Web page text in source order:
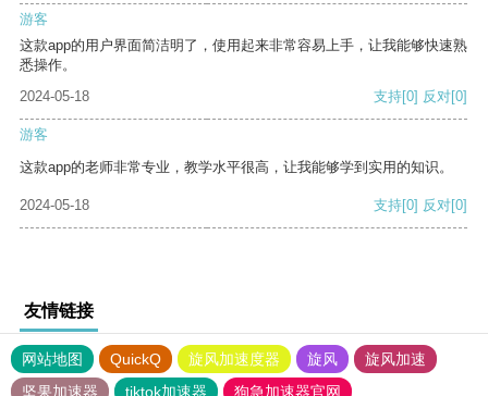
游客
这款app的用户界面简洁明了，使用起来非常容易上手，让我能够快速熟
悉操作。
2024-05-18
支持[0] 反对[0]
游客
这款app的老师非常专业，教学水平很高，让我能够学到实用的知识。
2024-05-18 支持[0] 反对[0]
友情链接
网站地图 QuickQ 旋风加速度器 旋风
旋风加速
坚果加速器
tiktok加速器 狗急加速器官网